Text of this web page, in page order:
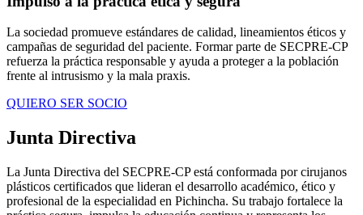
La sociedad promueve estándares de calidad, lineamientos éticos y
campañas de seguridad del paciente. Formar parte de SECPRE-CP
refuerza la práctica responsable y ayuda a proteger a la población
frente al intrusismo y la mala praxis.
QUIERO SER SOCIO
Junta Directiva
La Junta Directiva del SECPRE-CP está conformada por cirujanos
plásticos certificados que lideran el desarrollo académico, ético y
profesional de la especialidad en Pichincha. Su trabajo fortalece la